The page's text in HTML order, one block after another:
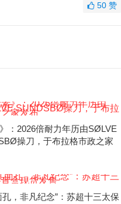
50 赞
》：2026倍耐力年历由SØLVE
操刀，于布拉格市政之家
孔，非凡纪念”：苏超十三太保